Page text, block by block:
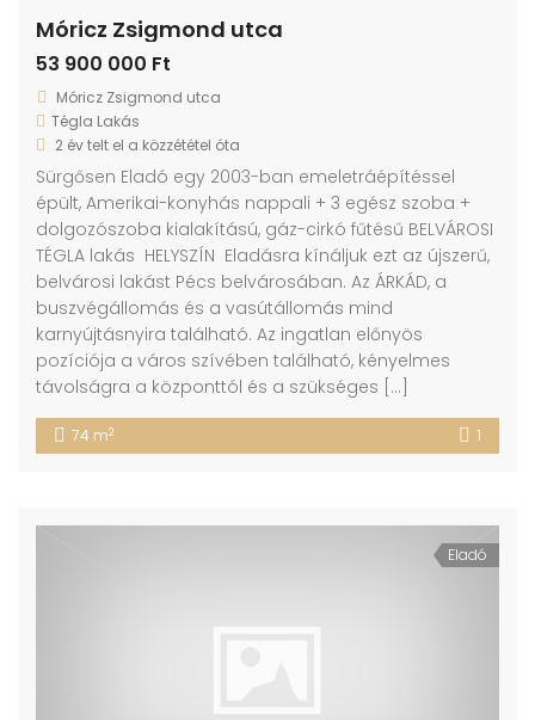
Móricz Zsigmond utca
53 900 000 Ft
Móricz Zsigmond utca
Tégla Lakás
2 év telt el a közzététel óta
Sürgősen Eladó egy 2003-ban emeletráépítéssel
épült, Amerikai-konyhás nappali + 3 egész szoba +
dolgozószoba kialakítású, gáz-cirkó fűtésű BELVÁROSI
TÉGLA lakás HELYSZÍN Eladásra kínáljuk ezt az újszerű,
belvárosi lakást Pécs belvárosában. Az ÁRKÁD, a
buszvégállomás és a vasútállomás mind
karnyújtásnyira található. Az ingatlan előnyös
pozíciója a város szívében található, kényelmes
távolságra a központtól és a szükséges […]
74 m2 1
Eladó